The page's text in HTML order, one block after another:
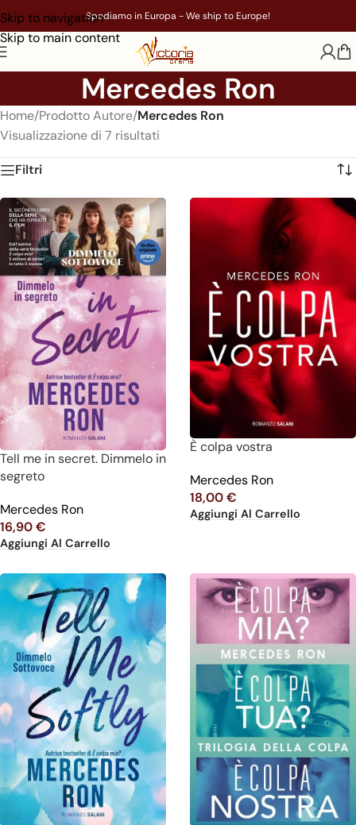
Skip to navigation
Skip to main content
Spediamo in Europa - We ship to Europe!
Mercedes Ron
Home/Prodotto Autore/Mercedes Ron
Visualizzazione di 7 risultati
Filtri
Tell me in secret. Dimmelo in
segreto
Mercedes Ron
16,90€
Aggiungi Al Carrello
È colpa vostra
Mercedes Ron
18,00€
Aggiungi Al Carrello